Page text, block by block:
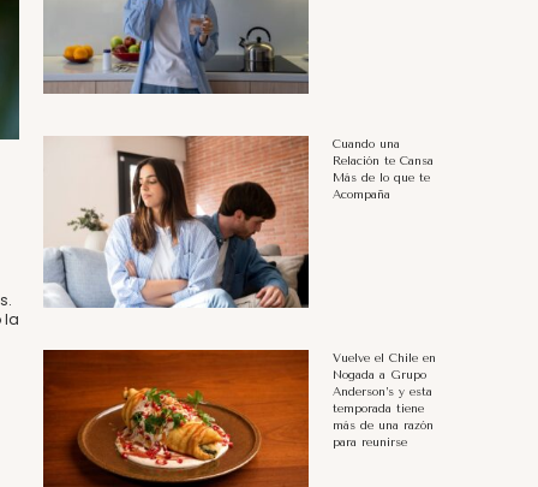
la
Cuando una
Relación te Cansa
Más de lo que te
Acompaña
Vuelve el Chile en
Nogada a Grupo
Anderson’s y esta
temporada tiene
más de una razón
para reunirse